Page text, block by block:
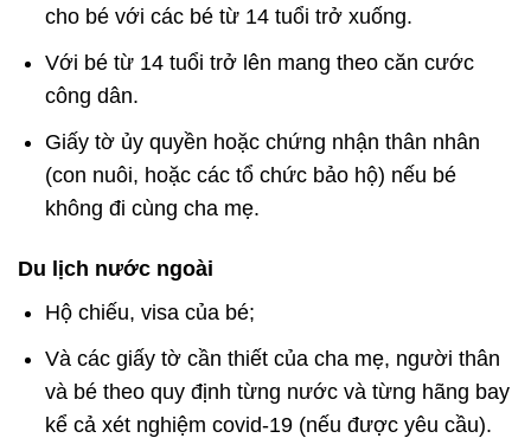
cho bé với các bé từ 14 tuổi trở xuống.
Với bé từ 14 tuổi trở lên mang theo căn cước
công dân.
Giấy tờ ủy quyền hoặc chứng nhận thân nhân
(con nuôi, hoặc các tổ chức bảo hộ) nếu bé
không đi cùng cha mẹ.
Du lịch nước ngoài
Hộ chiếu, visa của bé;
Và các giấy tờ cần thiết của cha mẹ, người thân
và bé theo quy định từng nước và từng hãng bay
kể cả xét nghiệm covid-19 (nếu được yêu cầu).